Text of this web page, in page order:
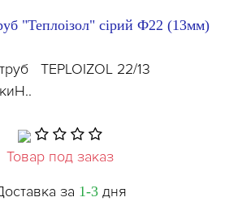
"Теплоізол" сірий Ф22 (13мм)
TEPLOIZOL 22/13
Товар под заказ
за 1-3дня